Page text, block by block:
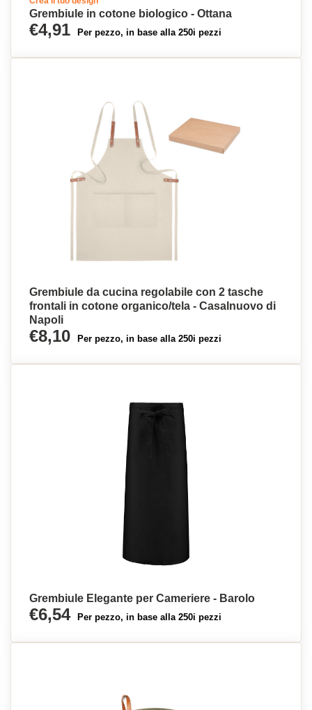
Grembiule in cotone biologico - Ottana
€4,91 Per pezzo, in base alla 250i pezzi
Grembiule da cucina regolabile con 2 tasche
frontali in cotone organico/tela - Casalnuovo di
Napoli
€8,10 Per pezzo, in base alla 250i pezzi
Grembiule Elegante per Cameriere - Barolo
€6,54 Per pezzo, in base alla 250i pezzi